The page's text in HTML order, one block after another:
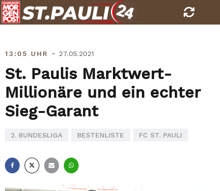
Skip
to
13:05 UHR - 27.05.2021
St. Paulis Marktwert-
Millionäre und ein echter
Sieg-Garant
2. BUNDESLIGA BESTENLISTE FC ST. PAULI